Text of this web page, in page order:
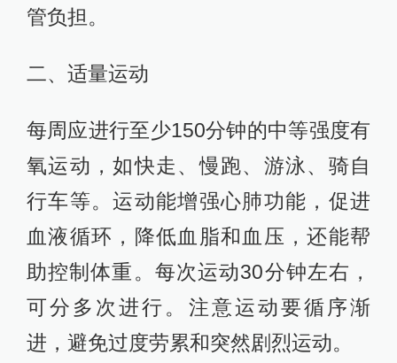
管负担。
二、适量运动
每周应进行至少150分钟的中等强度有
氧运动，如快走、慢跑、游泳、骑自
行车等。运动能增强心肺功能，促进
血液循环，降低血脂和血压，还能帮
助控制体重。每次运动30分钟左右，
可分多次进行。注意运动要循序渐
进，避免过度劳累和突然剧烈运动。